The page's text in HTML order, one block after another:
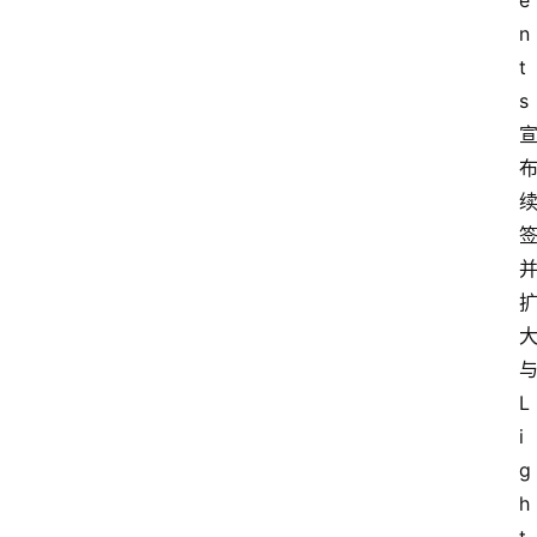
n
t
s
宣
布
续
签
并
扩
大
与
L
i
g
h